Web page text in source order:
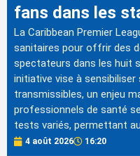
fans dans les
La Caribbean Premier
sanitaires pour offrir des
spectateurs dans les huit
initiative vise à sensibiliser
transmissibles, un enjeu
professionnels de santé
tests variés, permettant
4 août 2026 16:20